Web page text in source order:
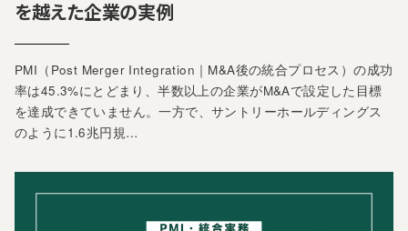
を越えた企業の実例
PMI（Post Merger Integration｜M&A後の統合プロセス）の成功
率は45.3%にとどまり、半数以上の企業がM&Aで設定した目標
を達成できていません。一方で、サントリーホールディングス
のように1.6兆円規…